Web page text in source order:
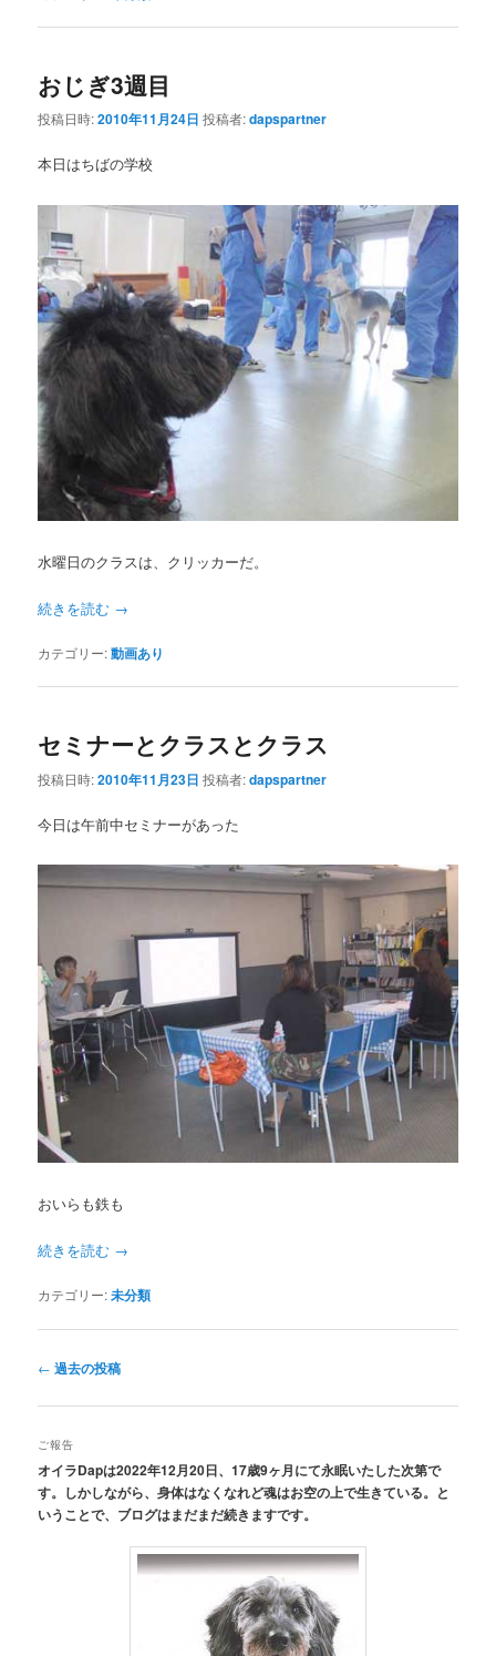
おじぎ3週目
投稿日時:2010年11月24日 投稿者:dapspartner
本日はちばの学校
水曜日のクラスは、クリッカーだ。
続きを読む →
カテゴリー:動画あり
セミナーとクラスとクラス
投稿日時:2010年11月23日 投稿者:dapspartner
今日は午前中セミナーがあった
おいらも鉄も
続きを読む →
カテゴリー:未分類
投
ナ
ー
シ
ョ
← 過去の投稿
ご報告
オイラDapは2022年12月20日、17歳9ヶ月にて永眠いたした次第で
す。しかしながら、身体はなくなれど魂はお空の上で生きている。と
いうことで、ブログはまだまだ続きますです。